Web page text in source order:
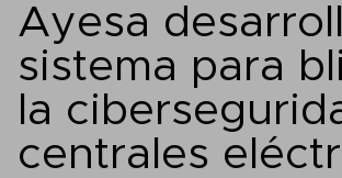
Ayesa
sistema para
la
centrales